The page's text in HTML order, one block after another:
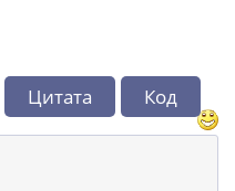
Цитата Код